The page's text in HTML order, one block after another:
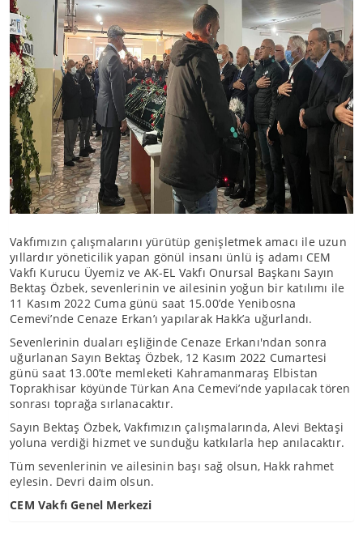
Vakfımızın çalışmalarını yürütüp genişletmek amacı ile uzun
yıllardır yöneticilik yapan gönül insanı ünlü iş adamı CEM
Vakfı Kurucu Üyemiz ve AK-EL Vakfı Onursal Başkanı Sayın
Bektaş Özbek, sevenlerinin ve ailesinin yoğun bir katılımı ile
11 Kasım 2022 Cuma günü saat 15.00’de Yenibosna
Cemevi’nde Cenaze Erkan’ı yapılarak Hakk’a uğurlandı.
Sevenlerinin duaları eşliğinde Cenaze Erkanı'ndan sonra
uğurlanan Sayın Bektaş Özbek, 12 Kasım 2022 Cumartesi
günü saat 13.00’te memleketi Kahramanmaraş Elbistan
Toprakhisar köyünde Türkan Ana Cemevi’nde yapılacak tören
sonrası toprağa sırlanacaktır.
Sayın Bektaş Özbek, Vakfımızın çalışmalarında, Alevi Bektaşi
yoluna verdiği hizmet ve sunduğu katkılarla hep anılacaktır.
Tüm sevenlerinin ve ailesinin başı sağ olsun, Hakk rahmet
eylesin. Devri daim olsun.
CEM Vakfı Genel Merkezi